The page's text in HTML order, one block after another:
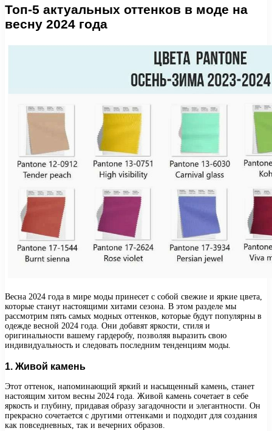
Топ-5 актуальных оттенков в моде на
весну 2024 года
Весна 2024 года в мире моды принесет с собой свежие и яркие цвета,
которые станут настоящими хитами сезона. В этом разделе мы
рассмотрим пять самых модных оттенков, которые будут популярны в
одежде весной 2024 года. Они добавят яркости, стиля и
оригинальности вашему гардеробу, позволяя выразить свою
индивидуальность и следовать последним тенденциям моды.
1. Живой камень
Этот оттенок, напоминающий яркий и насыщенный камень, станет
настоящим хитом весны 2024 года. Живой камень сочетает в себе
яркость и глубину, придавая образу загадочности и элегантности. Он
прекрасно сочетается с другими оттенками и подходит для создания
как повседневных, так и вечерних образов.